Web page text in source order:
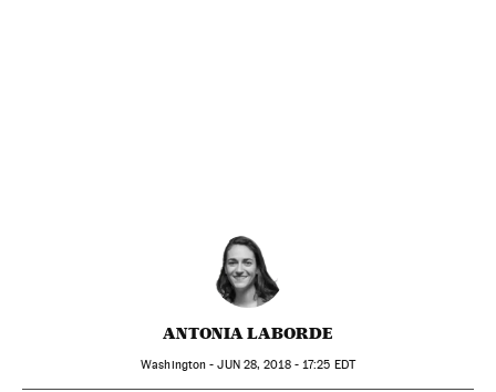
ANTONIA LABORDE
Washington -JUN28, 2018 - 17:25 EDT